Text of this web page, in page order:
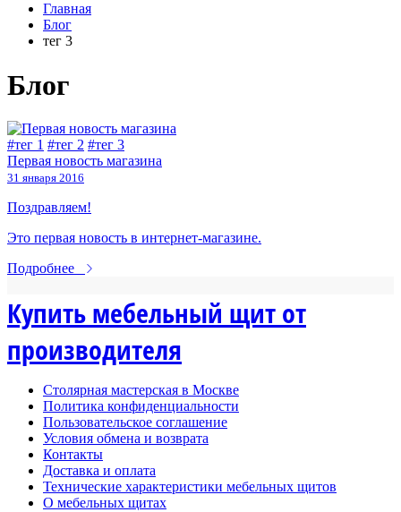
Главная
Блог
тег 3
Блог
#тег 1 #тег 2 #тег 3
Первая новость магазина
31 января 2016
Поздравляем!
Это первая новость в интернет-магазине.
Подробнее
Купить мебельный щит от
производителя
Столярная мастерская в Москве
Политика конфиденциальности
Пользовательское соглашение
Условия обмена и возврата
Контакты
Доставка и оплата
Технические характеристики мебельных щитов
О мебельных щитах